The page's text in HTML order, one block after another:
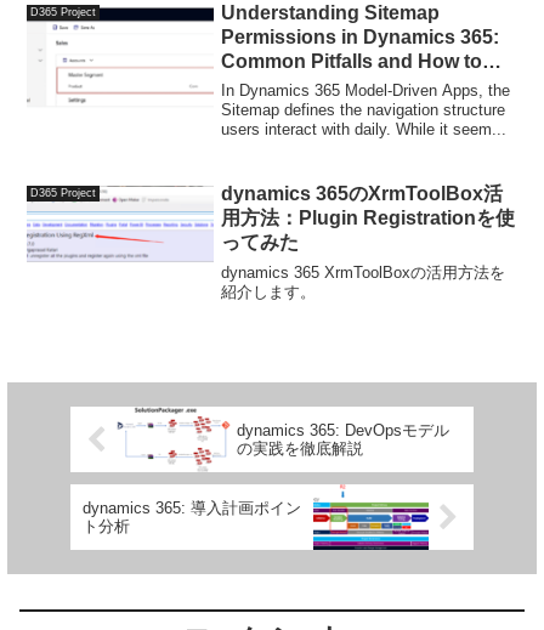
D365 Project
Understanding Sitemap
Permissions in Dynamics 365:
Common Pitfalls and How to
Avoid Them
In Dynamics 365 Model-Driven Apps, the
Sitemap defines the navigation structure
users interact with daily. While it seem...
D365 Project
dynamics 365のXrmToolBox活
用方法：Plugin Registrationを使
ってみた
dynamics 365 XrmToolBoxの活用方法を
紹介します。
dynamics 365: DevOpsモデル
の実践を徹底解説
dynamics 365: 導入計画ポイン
ト分析